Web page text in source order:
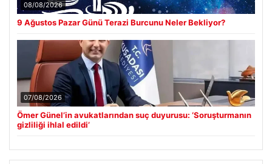
08/08/2026
9 Ağustos Pazar Günü Terazi Burcunu Neler Bekliyor?
07/08/2026
Ömer Günel’in avukatlarından suç duyurusu: ‘Soruşturmanın
gizliliği ihlal edildi’